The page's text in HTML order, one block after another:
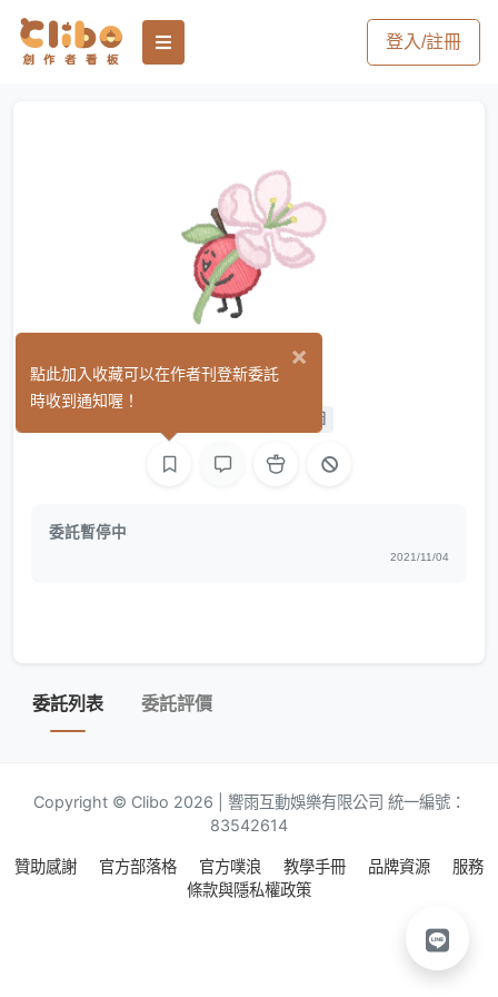
登入/註冊
夜蘋果
繪圖
委託暫停中
2021/11/04
委託列表 委託評價
Copyright © Clibo 2026 | 響雨互動娛樂有限公司 統一編號：
83542614
贊助感謝 官方部落格 官方噗浪 教學手冊 品牌資源
服務
條款與隱私權政策
×
點此加入收藏可以在作者刊登新委託
時收到通知喔！